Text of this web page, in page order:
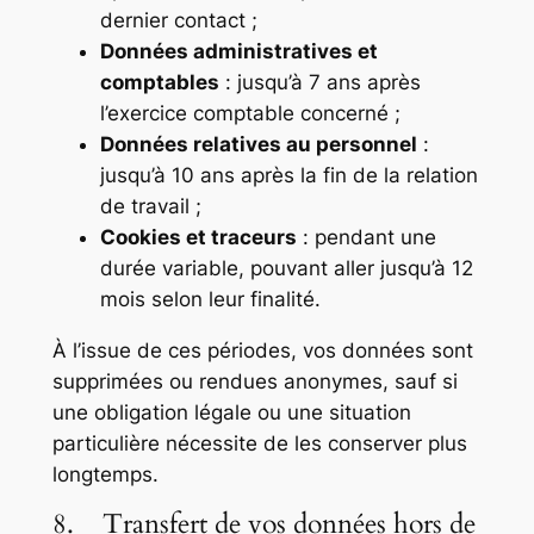
dernier contact ;
Données administratives et
comptables : jusqu’à 7 ans après
l’exercice comptable concerné ;
Données relatives au personnel :
jusqu’à 10 ans après la fin de la relation
de travail ;
Cookies et traceurs : pendant une
durée variable, pouvant aller jusqu’à 12
mois selon leur finalité.
À l’issue de ces périodes, vos données sont
supprimées ou rendues anonymes, sauf si
une obligation légale ou une situation
particulière nécessite de les conserver plus
longtemps.
8. Transfert de vos données hors de